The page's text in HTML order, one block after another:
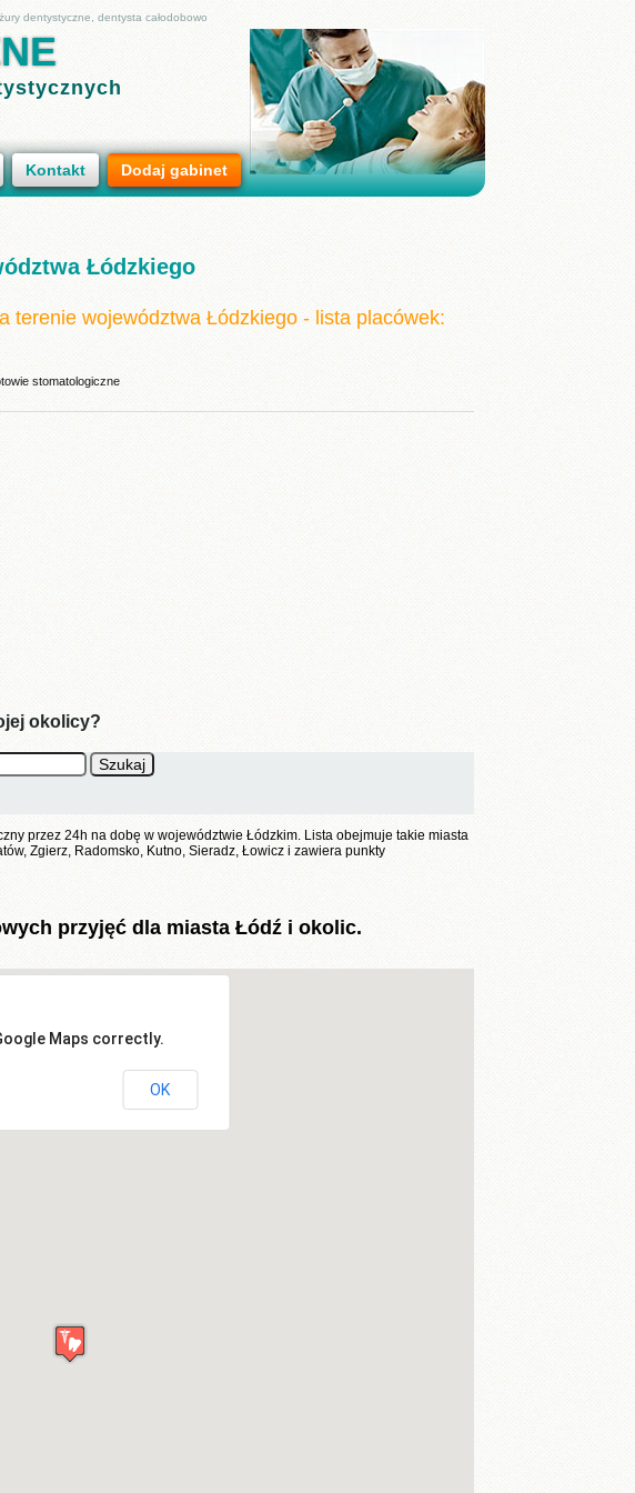
Kontakt Dodaj gabinet
Łódzkiego
terenie województwa Łódzkiego - lista placówek:
stomatologiczne
okolicy?
przez 24h na dobę w województwie Łódzkim. Lista obejmuje takie miasta
Zgierz, Radomsko, Kutno, Sieradz, Łowicz i zawiera punkty
przyjęć dla miasta Łódź i okolic.
Maps correctly.
OK
dentystyczne, dentysta całodobowo